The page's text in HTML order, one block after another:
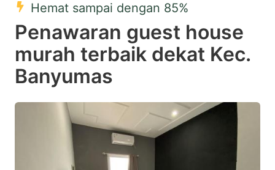
select
a
date.
Press
the
question
mark
select
a
date.
question
mark
Hemat sampai dengan 85%
Penawaran guest house
murah terbaik dekat Kec.
Banyumas